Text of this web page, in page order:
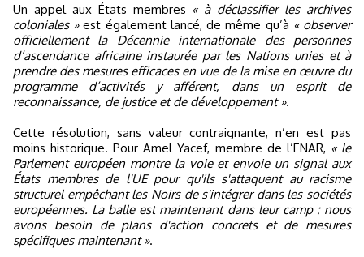
Un appel aux États membres « à déclassifier les archives
coloniales »est également lancé, de même qu’à « observer
officiellement la Décennie internationale des personnes
d’ascendance africaine instaurée par les Nations unies et à
prendre des mesures efficaces en vue de la mise en œuvre du
programme d’activités y afférent, dans un esprit de
reconnaissance, de justice et de développement ».
Cette résolution, sans valeur contraignante, n’en est pas
moins historique. Pour Amel Yacef, membre de l’ENAR, « le
Parlement européen montre la voie et envoie un signal aux
États membres de l'UE pour qu'ils s'attaquent au racisme
structurel empêchant les Noirs de s'intégrer dans les sociétés
européennes. La balle est maintenant dans leur camp : nous
avons besoin de plans d'action concrets et de mesures
spécifiques maintenant ».